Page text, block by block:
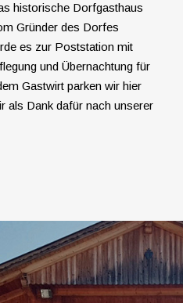
historische Dorfgasthaus
Gründer des Dorfes
es zur Poststation mit
und Übernachtung für
Gastwirt parken wir hier
als Dank dafür nach unserer